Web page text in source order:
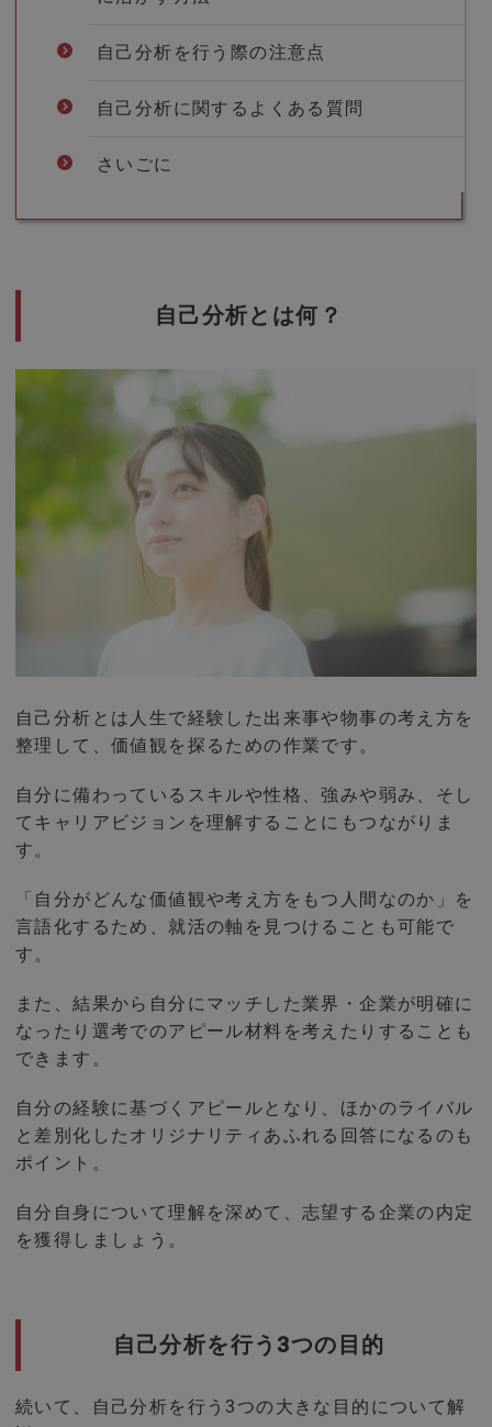
自己分析を行う際の注意点
自己分析に関するよくある質問
さいごに
自己分析とは何？
自己分析とは人生で経験した出来事や物事の考え方を
整理して、価値観を探るための作業です。
自分に備わっているスキルや性格、強みや弱み、そし
てキャリアビジョンを理解することにもつながりま
す。
「自分がどんな価値観や考え方をもつ人間なのか」を
言語化するため、就活の軸を見つけることも可能で
す。
また、結果から自分にマッチした業界・企業が明確に
なったり選考でのアピール材料を考えたりすることも
できます。
自分の経験に基づくアピールとなり、ほかのライバル
と差別化したオリジナリティあふれる回答になるのも
ポイント。
自分自身について理解を深めて、志望する企業の内定
を獲得しましょう。
自己分析を行う3つの目的
続いて、自己分析を行う3つの大きな目的について解